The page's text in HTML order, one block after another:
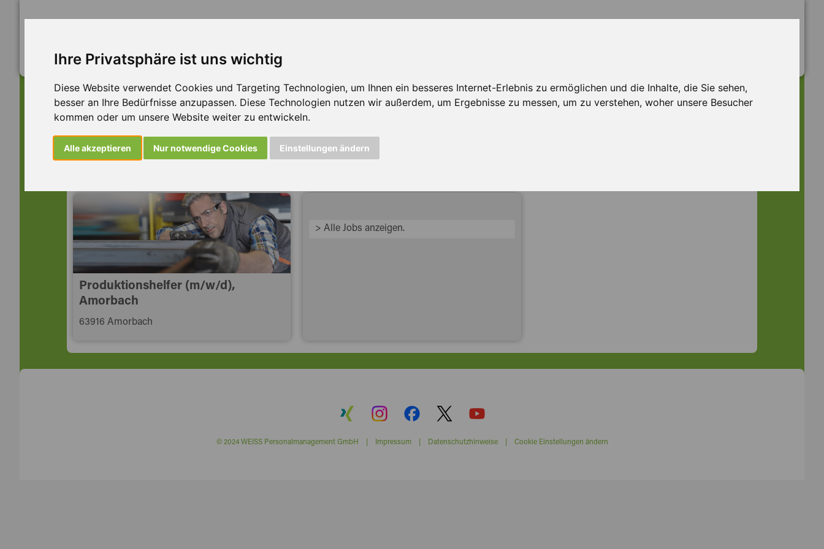
Ihre Privatsphäre ist uns wichtig
Diese Website verwendet Cookies und Targeting Technologien, um Ihnen ein besseres Internet-Erlebnis zu ermöglichen und die Inhalte, die Sie sehen,
besser an Ihre Bedürfnisse anzupassen. Diese Technologien nutzen wir außerdem, um Ergebnisse zu messen, um zu verstehen, woher unsere Besucher
kommen oder um unsere Website weiter zu entwickeln.
Alle akzeptieren Nur notwendige Cookies Einstellungen ändern
Dieser Job ist leider nicht mehr verfügbar ...
... aber vielleicht ist hier etwas dabei:
Produktionshelfer (m/w/d),
Amorbach
63916 Amorbach
> Alle Jobs anzeigen.
© 2024 WEISS Personalmanagement GmbH | Impressum| Datenschutzhinweise| Cookie Einstellungen ändern